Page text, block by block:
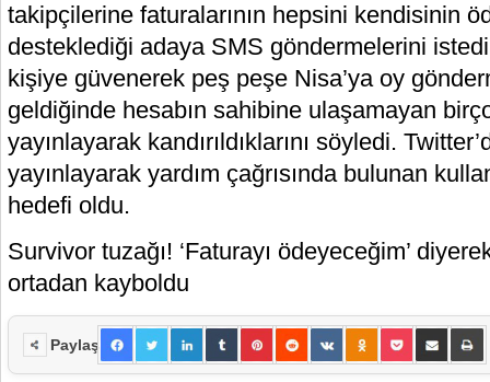
takipçilerine faturalarının hepsini kendisinin
desteklediği adaya SMS göndermelerini
kişiye güvenerek peş peşe Nisa’ya oy
geldiğinde hesabın sahibine ulaşamayan
yayınlayarak kandırıldıklarını söyledi.
yayınlayarak yardım çağrısında bulunan
hedefi oldu.
Survivor tuzağı! ‘Faturayı ödeyeceğim’
ortadan kayboldu
Paylaş